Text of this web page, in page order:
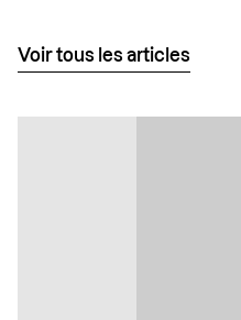
Voir tous les articles